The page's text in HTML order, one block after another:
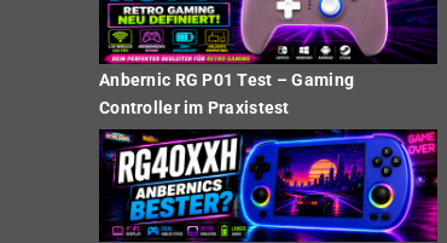
Anbernic RG P01 Test – Gaming
Controller im Praxistest